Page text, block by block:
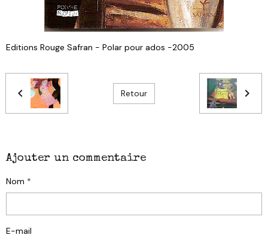
Editions Rouge Safran - Polar pour ados -2005
Retour
Ajouter un commentaire
Nom
E-mail